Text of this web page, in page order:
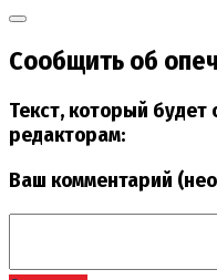
Сообщить об
Текст, который
редакторам:
Ваш комментарий